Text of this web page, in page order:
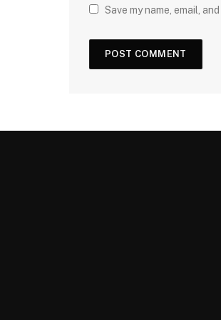
Save my name, email,